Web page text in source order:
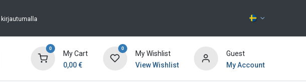
0
My Cart
0,00€
0
My Wishlist
View Wishlist
Guest
My Account